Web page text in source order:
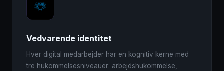
Vedvarende identitet
Hver digital medarbejder har en kognitiv kerne med
tre hukommelsesniveauer: arbejdshukommelse,